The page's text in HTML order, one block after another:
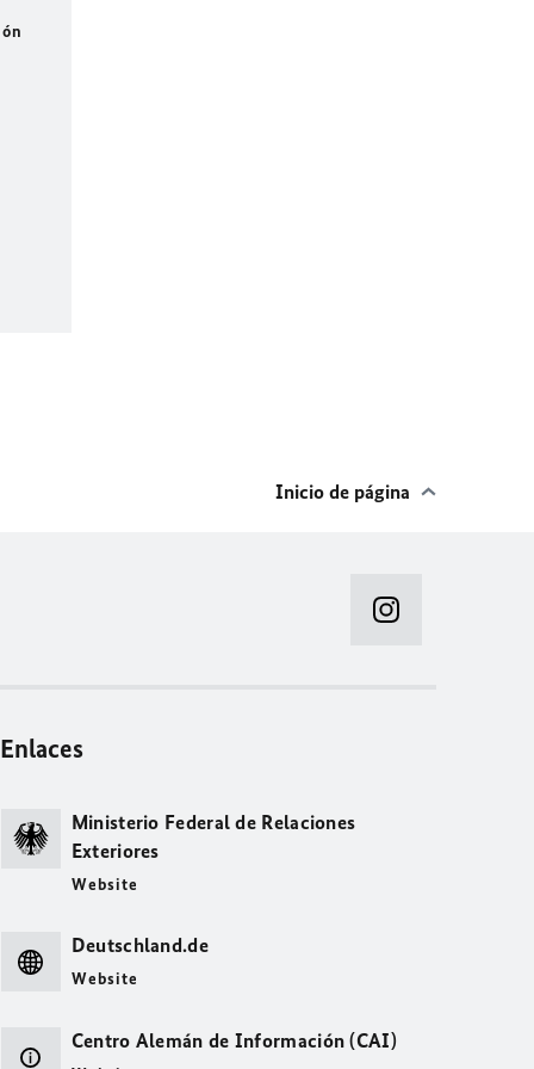
Inicio de página
Enlaces
Ministerio Federal de Relaciones
Exteriores
Website
Deutschland.de
Website
Centro Alemán de Información (CAI)